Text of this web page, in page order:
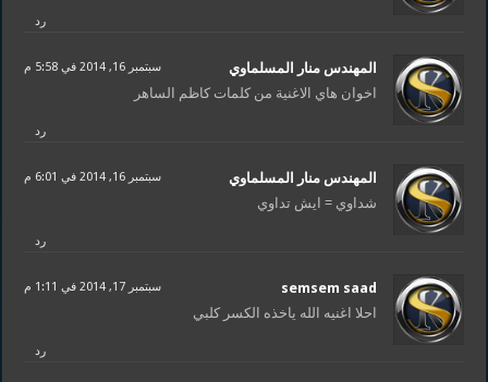
رد
المهندس منار المسلماوي سبتمبر 16, 2014 في 5:58 م
اخوان هاي الاغنية من كلمات كاظم الساهر
رد
المهندس منار المسلماوي سبتمبر 16, 2014 في 6:01 م
شداوي = ايش تداوي
رد
semsem saad سبتمبر 17, 2014 في 1:11 م
احلا اغنيه الله ياخذه الكسر كلبي
رد